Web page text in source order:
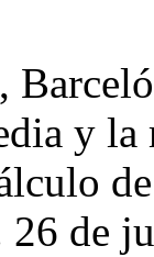
y
de